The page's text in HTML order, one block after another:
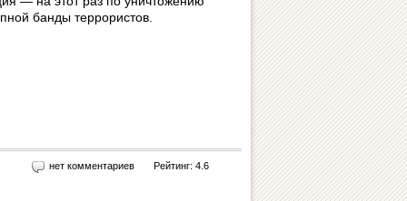
банды террористов.
нет комментариев Рейтинг: 4.6